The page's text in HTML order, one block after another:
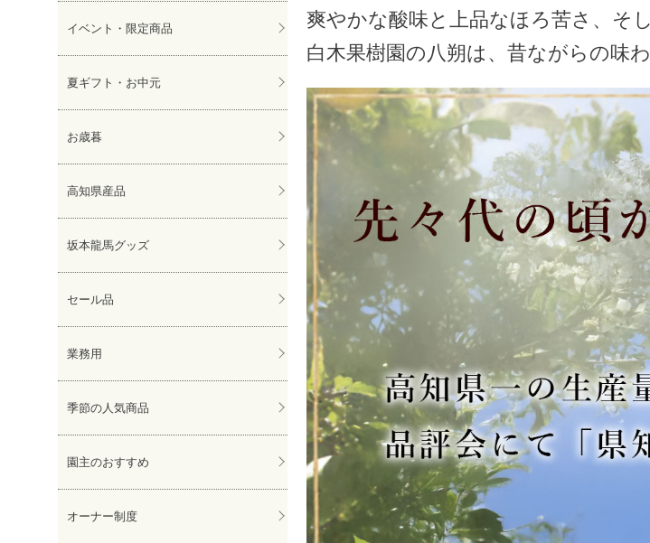
イベント・限定商品
夏ギフト・お中元
お歳暮
高知県産品
坂本龍馬グッズ
セール品
業務用
季節の人気商品
園主のおすすめ
オーナー制度
爽やかな酸味と上品なほろ苦さ、そ
白木果樹園の八朔は、昔ながらの味